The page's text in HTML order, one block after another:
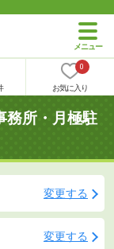
0
お気に入り
務所・月極駐
変更する
変更する